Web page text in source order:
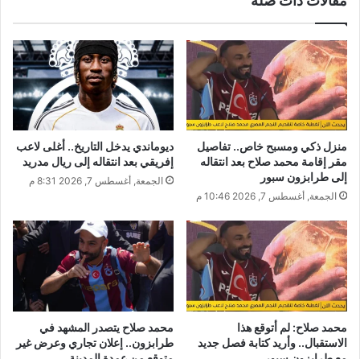
منزل ذكي ومسبح خاص.. تفاصيل
مقر إقامة محمد صلاح بعد انتقاله
إلى طرابزون سبور
الجمعة, أغسطس 7, 2026 10:46 م
ديوماندي يدخل التاريخ.. أغلى لاعب
إفريقي بعد انتقاله إلى ريال مدريد
الجمعة, أغسطس 7, 2026 8:31 م
محمد صلاح: لم أتوقع هذا
الاستقبال.. وأريد كتابة فصل جديد
محمد صلاح يتصدر المشهد في
طرابزون.. إعلان تجاري وعرض غير